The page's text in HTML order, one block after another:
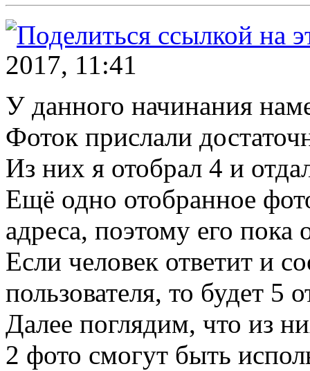
2017, 11:41
У данного начинания
Фоток прислали
Из них я отобрал 4 и
Ещё одно отобранное
адреса, поэтому его пока
Если человек ответит и
пользователя, то будет 5
Далее поглядим, что из
2 фото смогут быть